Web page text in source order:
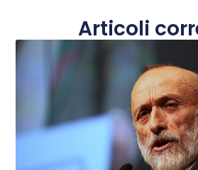
Articoli